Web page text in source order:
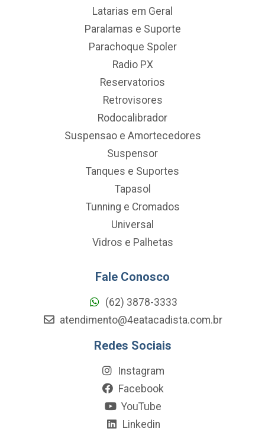
Latarias em Geral
Paralamas e Suporte
Parachoque Spoler
Radio PX
Reservatorios
Retrovisores
Rodocalibrador
Suspensao e Amortecedores
Suspensor
Tanques e Suportes
Tapasol
Tunning e Cromados
Universal
Vidros e Palhetas
Fale Conosco
(62) 3878-3333
atendimento@4eatacadista.com.br
Redes Sociais
Instagram
Facebook
YouTube
Linkedin